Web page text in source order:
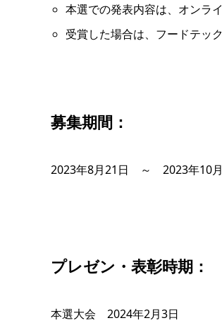
本選での発表内容は、オンラ
受賞した場合は、フードテッ
募集期間：
2023年8月21日 ～ 2023年10
プレゼン・表彰時期：
本選大会 2024年2月3日